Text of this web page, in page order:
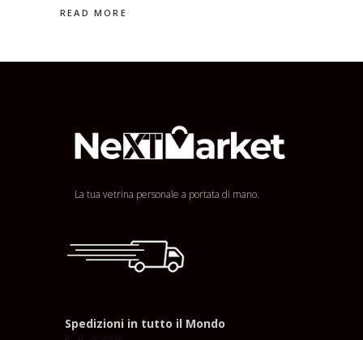
READ MORE
La tua vetrina personale a portata di mano.
Spedizioni in tutto il Mondo